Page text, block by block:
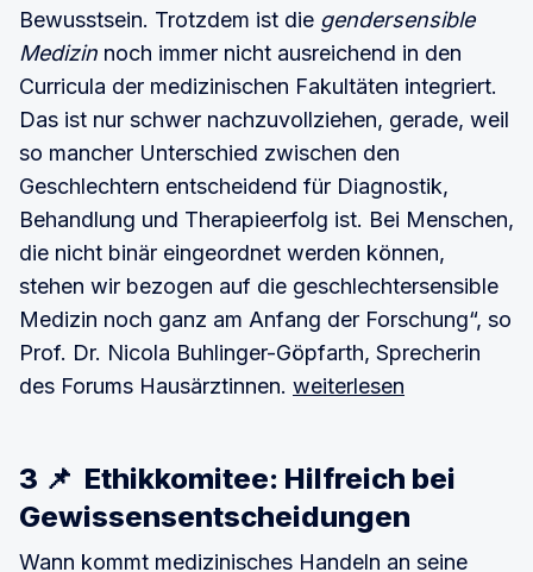
Bewusstsein. Trotzdem ist die gendersensible
Medizin noch immer nicht ausreichend in den
Curricula der medizinischen Fakultäten integriert.
Das ist nur schwer nachzuvollziehen, gerade, weil
so mancher Unterschied zwischen den
Geschlechtern entscheidend für Diagnostik,
Behandlung und Therapieerfolg ist. Bei Menschen,
die nicht binär eingeordnet werden können,
stehen wir bezogen auf die geschlechtersensible
Medizin noch ganz am Anfang der Forschung“, so
Prof. Dr. Nicola Buhlinger-Göpfarth, Sprecherin
des Forums Hausärztinnen. weiterlesen
3 📌 Ethikkomitee: Hilfreich bei
Gewissensentscheidungen
Wann kommt medizinisches Handeln an seine